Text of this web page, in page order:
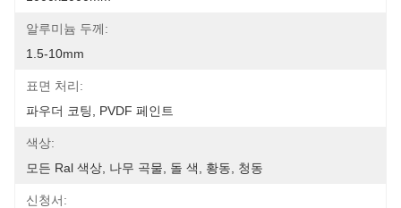
알루미늄 두께:
1.5-10mm
표면 처리:
파우더 코팅, PVDF 페인트
색상:
모든 Ral 색상, 나무 곡물, 돌 색, 황동, 청동
신청서: